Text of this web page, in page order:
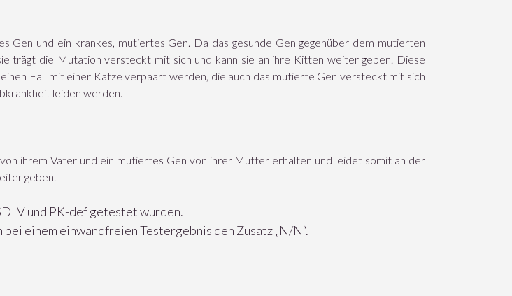
Gen und ein krankes, mutiertes Gen. Da das gesunde Gen gegenüber dem mutierten
trägt die Mutation versteckt mit sich und kann sie an ihre Kitten weiter geben. Diese
Fall mit einer Katze verpaart werden, die auch das mutierte Gen versteckt mit sich
leiden werden.
ihrem Vater und ein mutiertes Gen von ihrer Mutter erhalten und leidet somit an der
geben.
IV und PK-def getestet wurden.
bei einem einwandfreien Testergebnis den Zusatz „N/N“.